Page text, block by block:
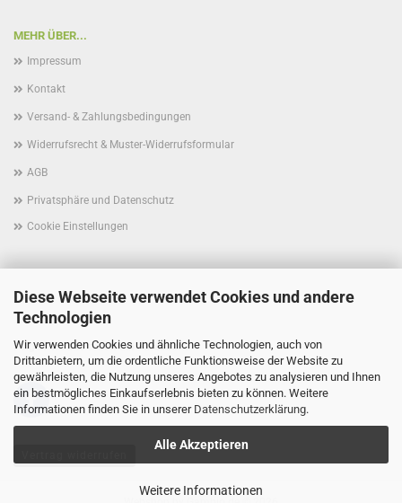
Diese Webseite verwendet Cookies und andere
Technologien
Wir verwenden Cookies und ähnliche Technologien, auch von
Drittanbietern, um die ordentliche Funktionsweise der Website zu
gewährleisten, die Nutzung unseres Angebotes zu analysieren und Ihnen
ein bestmögliches Einkaufserlebnis bieten zu können. Weitere
Informationen finden Sie in unserer Datenschutzerklärung.
Alle Akzeptieren
Weitere Informationen
MEHR ÜBER...
Impressum
Kontakt
Versand- & Zahlungsbedingungen
Widerrufsrecht & Muster-Widerrufsformular
AGB
Privatsphäre und Datenschutz
Cookie Einstellungen
Folgen Sie uns schon auf Facebook?